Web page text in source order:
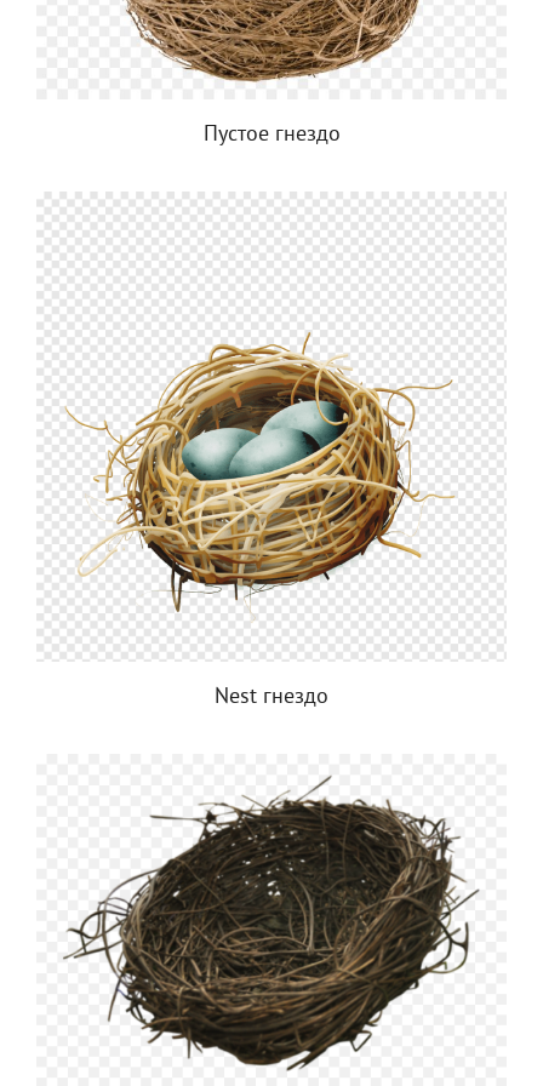
Пустое гнездо
Nest гнездо